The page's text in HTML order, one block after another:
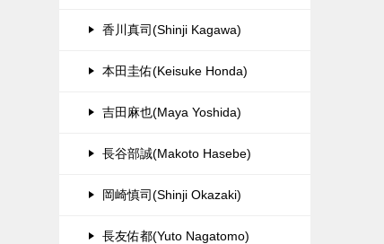
香川真司(Shinji Kagawa)
本田圭佑(Keisuke Honda)
吉田麻也(Maya Yoshida)
長谷部誠(Makoto Hasebe)
岡崎慎司(Shinji Okazaki)
長友佑都(Yuto Nagatomo)